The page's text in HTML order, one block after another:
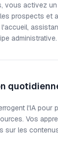
vous activez
prospects et
administrative.
l'IA pour
Vos
sur les